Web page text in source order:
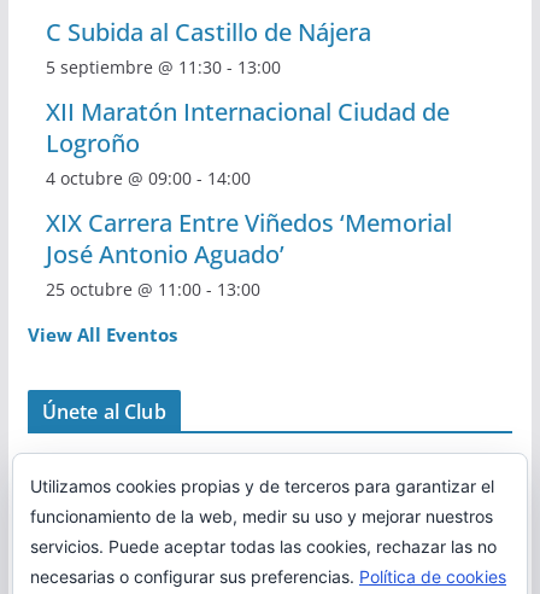
C Subida al Castillo de Nájera
5 septiembre @ 11:30- 13:00
XII Maratón Internacional Ciudad de
Logroño
4 octubre @ 09:00- 14:00
XIX Carrera Entre Viñedos ‘Memorial
José Antonio Aguado’
25 octubre @ 11:00- 13:00
View All Eventos
Únete al Club
Utilizamos cookies propias y de terceros para garantizar el
funcionamiento de la web, medir su uso y mejorar nuestros
servicios. Puede aceptar todas las cookies, rechazar las no
necesarias o configurar sus preferencias. Política de cookies